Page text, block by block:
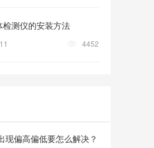
检测仪的安装方法
4452
现偏高偏低要怎么解决？